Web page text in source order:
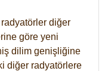
diğer
göre yeni
dilim genişliğine
diğer radyatörlere